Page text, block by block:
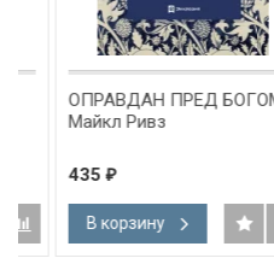
ОПРАВДАН ПРЕД БОГОМ.
Майкл Ривз
435₽
В корзину